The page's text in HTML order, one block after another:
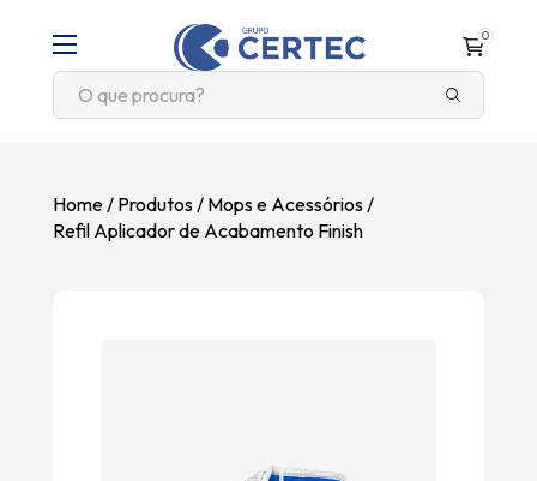
0
Home Produtos
Mops e Acessórios
Refil Aplicador de Acabamento Finish